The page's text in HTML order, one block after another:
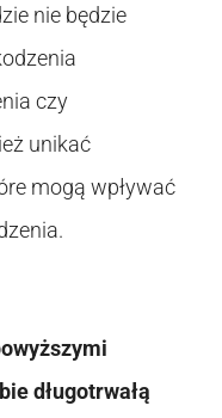
nie będzie
czy
unikać
mogą wpływać
długotrwałą